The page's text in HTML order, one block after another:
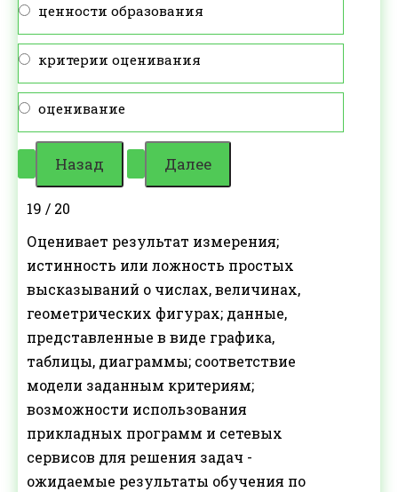
ценности образования
критерии оценивания
оценивание
19 / 20
Оценивает результат измерения;
истинность или ложность простых
высказываний о числах, величинах,
геометрических фигурах; данные,
представленные в виде графика,
таблицы, диаграммы; соответствие
модели заданным критериям;
возможности использования
прикладных программ и сетевых
сервисов для решения задач -
ожидаемые результаты обучения по